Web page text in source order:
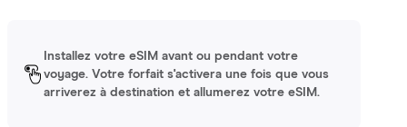
Installez votre eSIM avant ou pendant votre
voyage. Votre forfait s'activera une fois que vous
arriverez à destination et allumerez votre eSIM.